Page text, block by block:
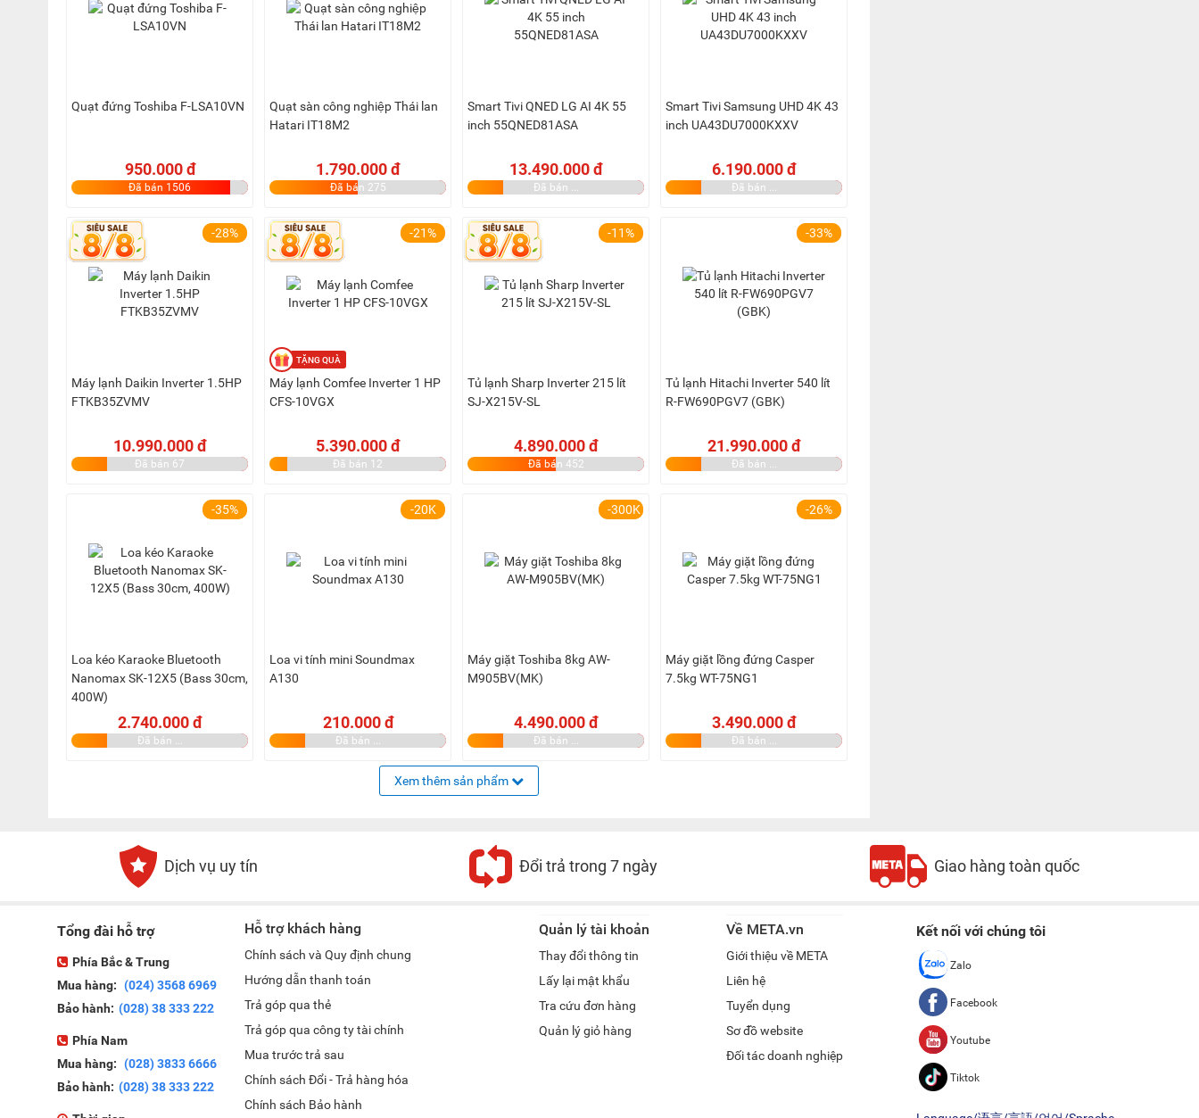
Quạt đứng Toshiba F-LSA10VN
950.000 đ
Đã bán 1506
Quạt sàn công nghiệp Thái lan
Hatari IT18M2
1.790.000 đ
Đã bán 275
Smart Tivi QNED LG AI 4K 55
inch 55QNED81ASA
13.490.000 đ
Đã bán ...
Smart Tivi Samsung UHD 4K 43
inch UA43DU7000KXXV
6.190.000 đ
Đã bán ...
-28%
Máy lạnh Daikin Inverter 1.5HP
FTKB35ZVMV
10.990.000 đ
Đã bán 67
-21%
Máy lạnh Comfee Inverter 1 HP
CFS-10VGX
5.390.000 đ
Đã bán 12
-11%
Tủ lạnh Sharp Inverter 215 lít
SJ-X215V-SL
4.890.000 đ
Đã bán 452
-33%
Tủ lạnh Hitachi Inverter 540 lít
R-FW690PGV7 (GBK)
21.990.000 đ
Đã bán ...
-35%
Loa kéo Karaoke Bluetooth
Nanomax SK-12X5 (Bass 30cm,
400W)
2.740.000 đ
Đã bán ...
-20K
Loa vi tính mini Soundmax
A130
210.000 đ
Đã bán ...
-300K
Máy giặt Toshiba 8kg AW-
M905BV(MK)
4.490.000 đ
Đã bán ...
-26%
Máy giặt lồng đứng Casper
7.5kg WT-75NG1
3.490.000 đ
Đã bán ...
Xem thêm sản phẩm
Dịch vụ uy tín Đổi trả trong 7 ngày Giao hàng toàn quốc
Tổng đài hỗ trợ
Phía Bắc & Trung
Mua hàng: (024) 3568 6969
Bảo hành: (028) 38 333 222
Phía Nam
Mua hàng: (028) 3833 6666
Bảo hành: (028) 38 333 222
Kết nối với chúng tôi
Zalo
Facebook
Youtube
Tiktok
Hỗ trợ khách hàng
Chính sách và Quy định chung
Hướng dẫn thanh toán
Trả góp qua thẻ
Trả góp qua công ty tài chính
Mua trước trả sau
Chính sách Đổi - Trả hàng hóa
Chính sách Bảo hành
Quản lý tài khoản
Thay đổi thông tin
Lấy lại mật khẩu
Tra cứu đơn hàng
Quản lý giỏ hàng
Về META.vn
Giới thiệu về META
Liên hệ
Tuyển dụng
Sơ đồ website
Đối tác doanh nghiệp